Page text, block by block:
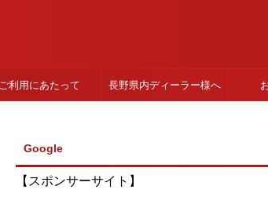
ご利用にあたって 長野県内ディーラー様へ
Google
【スポンサーサイト】